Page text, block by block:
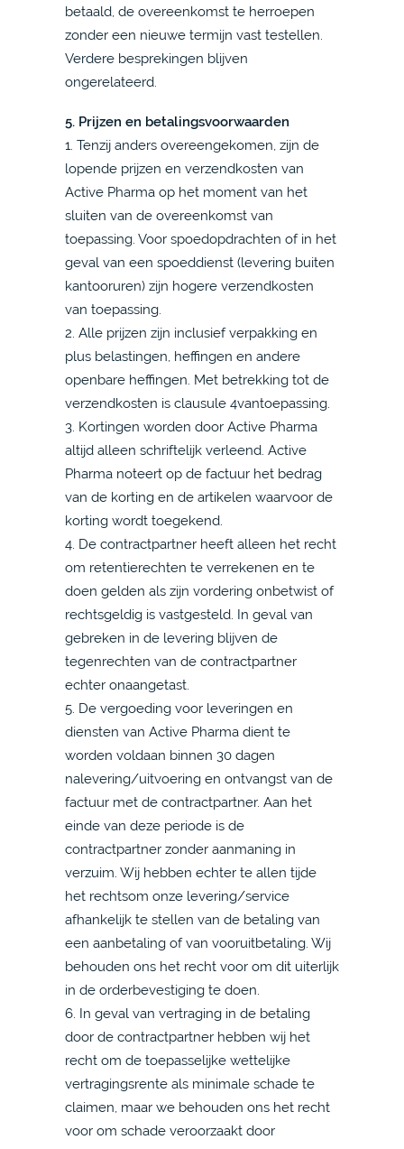
betaald, de overeenkomst te herroepen
zonder een nieuwe termijn vast testellen.
Verdere besprekingen blijven
ongerelateerd.
5. Prijzen en betalingsvoorwaarden
1. Tenzij anders overeengekomen, zijn de
lopende prijzen en verzendkosten van
Active Pharma op het moment van het
sluiten van de overeenkomst van
toepassing. Voor spoedopdrachten of in het
geval van een spoeddienst (levering buiten
kantooruren) zijn hogere verzendkosten
van toepassing.
2. Alle prijzen zijn inclusief verpakking en
plus belastingen, heffingen en andere
openbare heffingen. Met betrekking tot de
verzendkosten is clausule 4vantoepassing.
3. Kortingen worden door Active Pharma
altijd alleen schriftelijk verleend. Active
Pharma noteert op de factuur het bedrag
van de korting en de artikelen waarvoor de
korting wordt toegekend.
4. De contractpartner heeft alleen het recht
om retentierechten te verrekenen en te
doen gelden als zijn vordering onbetwist of
rechtsgeldig is vastgesteld. In geval van
gebreken in de levering blijven de
tegenrechten van de contractpartner
echter onaangetast.
5. De vergoeding voor leveringen en
diensten van Active Pharma dient te
worden voldaan binnen 30 dagen
nalevering/uitvoering en ontvangst van de
factuur met de contractpartner. Aan het
einde van deze periode is de
contractpartner zonder aanmaning in
verzuim. Wij hebben echter te allen tijde
het rechtsom onze levering/service
afhankelijk te stellen van de betaling van
een aanbetaling of van vooruitbetaling. Wij
behouden ons het recht voor om dit uiterlijk
in de orderbevestiging te doen.
6. In geval van vertraging in de betaling
door de contractpartner hebben wij het
recht om de toepasselijke wettelijke
vertragingsrente als minimale schade te
claimen, maar we behouden ons het recht
voor om schade veroorzaakt door